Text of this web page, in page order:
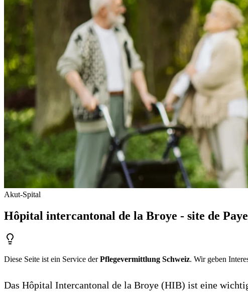
Akut-Spital
Hôpital intercantonal de la Broye - site de
Diese Seite ist ein Service derPflegevermittlung Schweiz. Wir geben
Das Hôpital Intercantonal de la Broye (HIB) ist eine